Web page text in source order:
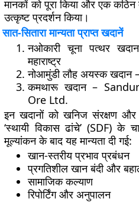
मानकों को पूरा किया और एक कठिन
उत्कृष्ट प्रदर्शन किया।
सात-सितारा मान्यता प्राप्त खदानें
नओकारी चूना पत्थर खदान
महाराष्ट्र
नोआमुंडी लौह अयस्क खदान
कमथारू खदान–
Ore Ltd.
इन खदानों को खनिज संरक्षण
‘स्थायी विकास ढांचे’ (SDF) के
मूल्यांकन के बाद यह मान्यता दी गई:
खान-स्तरीय प्रभाव प्रबंधन
प्रगतिशील खान बंदी और
सामाजिक कल्याण
रिपोर्टिंग और अनुपालन